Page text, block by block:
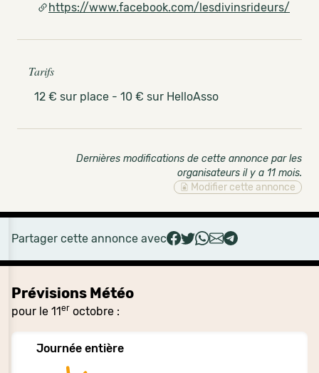
Prévisions Météo
pour le 11er octobre :
Journée entière
https://www.facebook.com/lesdivinsrideurs/
Tarifs
12 € sur place - 10 € sur HelloAsso
Dernières modifications de cette annonce par les
organisateurs il y a 11 mois.
Modifier cette annonce
Partager cette annonce avec